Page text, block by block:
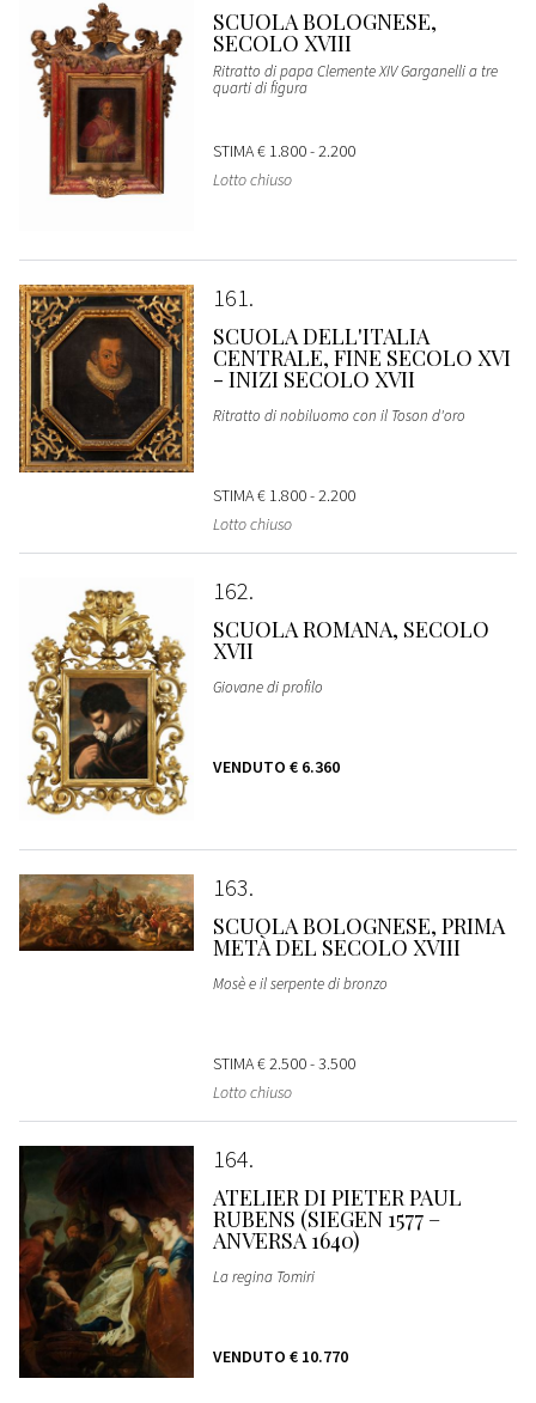
SCUOLA BOLOGNESE,
SECOLO XVIII
Ritratto di papa Clemente XIV Garganelli a tre
quarti di figura
STIMA€ 1.800 - 2.200
Lotto chiuso
161
SCUOLA DELL'ITALIA
CENTRALE, FINE SECOLO XVI
- INIZI SECOLO XVII
Ritratto di nobiluomo con il Toson d'oro
STIMA€ 1.800 - 2.200
Lotto chiuso
162
SCUOLA ROMANA, SECOLO
XVII
Giovane di profilo
VENDUTO € 6.360
163
SCUOLA BOLOGNESE, PRIMA
METÀ DEL SECOLO XVIII
Mosè e il serpente di bronzo
STIMA€ 2.500 - 3.500
Lotto chiuso
164
ATELIER DI PIETER PAUL
RUBENS (SIEGEN 1577 –
ANVERSA 1640)
La regina Tomiri
VENDUTO € 10.770